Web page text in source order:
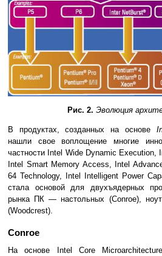
Рис. 2. Эволюция
В продуктах, созданных на основе
нашли свое воплощение многие
частности Intel Wide Dynamic Execution,
Intel Smart Memory Access, Intel
64 Technology, Intel Intelligent Power
стала основой для двухъядерных
рынка ПК — настольных (Conroe),
(Woodcrest).
Conroe
На основе Intel Core